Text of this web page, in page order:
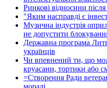
Ринкові відносини
"Яким насправді є
Музична індустрія
не допустити
Державна програма
українців
Чи впевнений ти, що
круасани, тортики або
=Створення Ради
моралі